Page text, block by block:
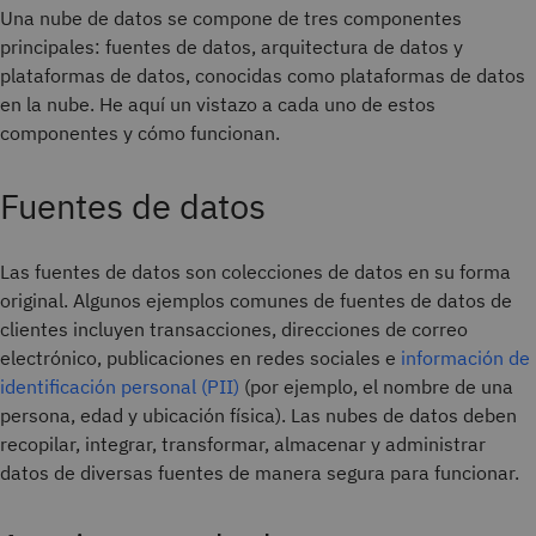
Una nube de datos se compone de tres componentes
principales: fuentes de datos, arquitectura de datos y
plataformas de datos, conocidas como plataformas de datos
en la nube. He aquí un vistazo a cada uno de estos
componentes y cómo funcionan.
Fuentes de datos
Las fuentes de datos son colecciones de datos en su forma
original. Algunos ejemplos comunes de fuentes de datos de
clientes incluyen transacciones, direcciones de correo
electrónico, publicaciones en redes sociales e información de
identificación personal (PII) (por ejemplo, el nombre de una
persona, edad y ubicación física). Las nubes de datos deben
recopilar, integrar, transformar, almacenar y administrar
datos de diversas fuentes de manera segura para funcionar.